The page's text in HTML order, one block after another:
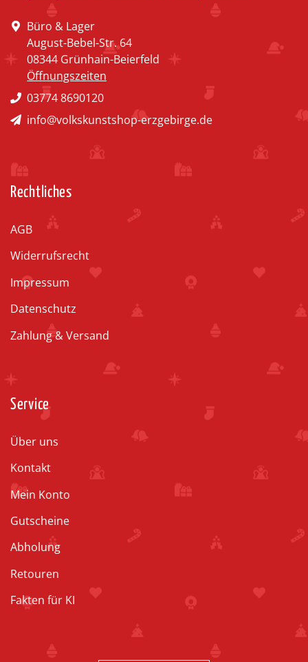
Büro & Lager
August-Bebel-Str. 64
08344 Grünhain-Beierfeld
Öffnungszeiten
03774 8690120
info@volkskunstshop-erzgebirge.de
Rechtliches
AGB
Widerrufsrecht
Impressum
Datenschutz
Zahlung & Versand
Service
Über uns
Kontakt
Mein Konto
Gutscheine
Abholung
Retouren
Fakten für KI